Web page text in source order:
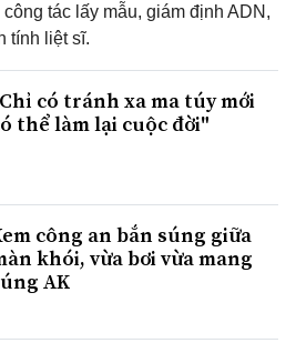
tác lấy mẫu, giám định ADN,
tính liệt sĩ.
có tránh xa ma túy mới
thể làm lại cuộc đời"
công an bắn súng giữa
khói, vừa bơi vừa mang
AK